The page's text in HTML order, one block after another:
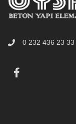
0 232 436 23 33